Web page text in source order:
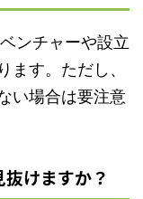
ンチャーや設立
ます。ただし、
い場合は要注意
けますか？